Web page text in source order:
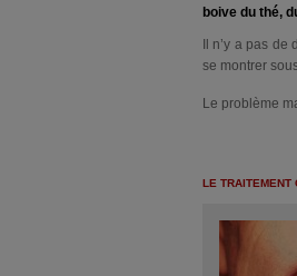
boive du thé,
Il n’y a pas de
se montrer
Le problème
LE TRAITEMENT